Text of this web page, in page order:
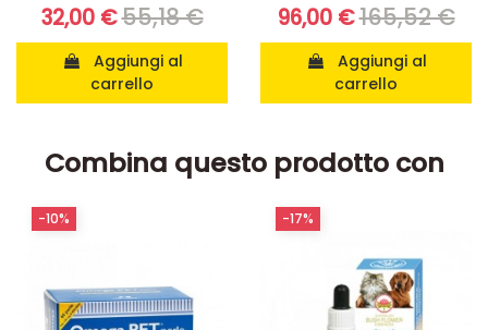
32,00 €55,18 €
carrello
96,00 €165,52 €
carrello
Combina questo prodotto con
-10% -17%